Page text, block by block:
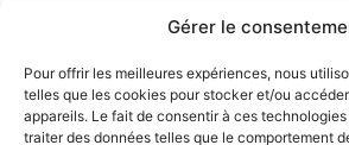
Gérer le
Pour offrir les meilleures expériences, nous
telles que les cookies pour stocker et/ou
appareils. Le fait de consentir à ces
traiter des données telles que le comportement
Page